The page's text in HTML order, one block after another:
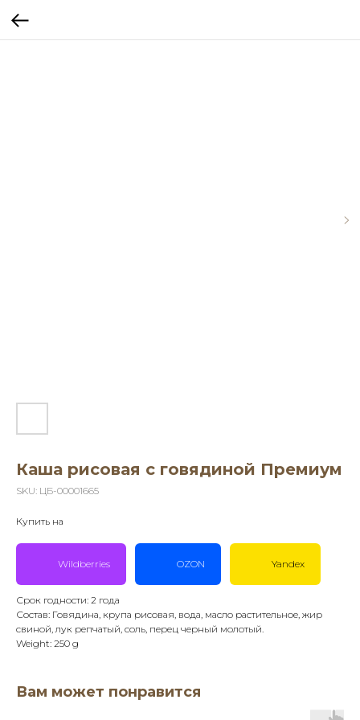
Каша рисовая с говядиной Премиум
SKU: ЦБ-00001665
Купить на
Wildberries OZON Yandex
Срок годности: 2 года
Состав: Говядина, крупа рисовая, вода, масло растительное, жир
свиной, лук репчатый, соль, перец черный молотый.
Weight: 250 g
Вам может понравится